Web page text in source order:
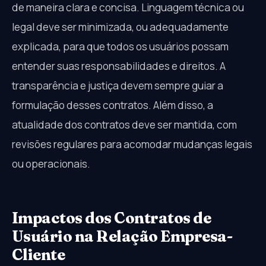
de maneira clara e concisa. Linguagem técnica ou
legal deve ser minimizada, ou adequadamente
explicada, para que todos os usuários possam
entender suas responsabilidades e direitos. A
transparência e justiça devem sempre guiar a
formulação desses contratos. Além disso, a
atualidade dos contratos deve ser mantida, com
revisões regulares para acomodar mudanças legais
ou operacionais.
Impactos dos Contratos de
Usuário na Relação Empresa-
Cliente